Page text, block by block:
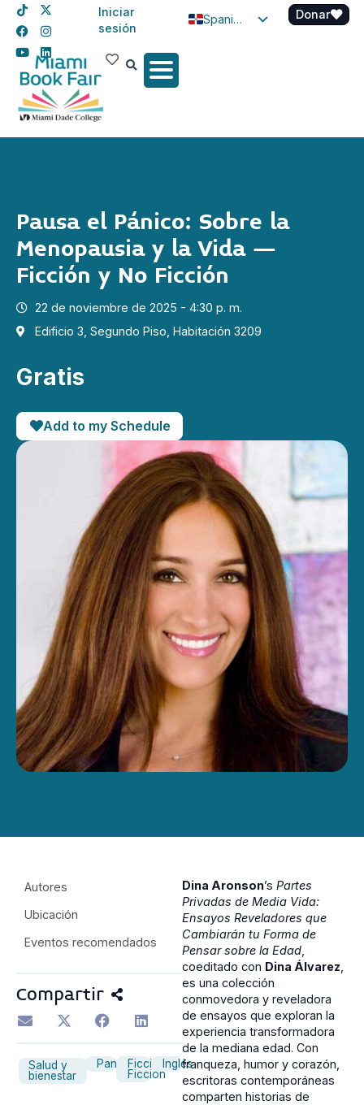
Iniciar
sesión
Spanish
Donar
Pausa el Pánico: Sobre la
Menopausia y la Vida –
Ficción y No Ficción
22 de noviembre de 2025 - 4:30 p. m.
Edificio 3, Segundo Piso, Habitación 3209
Gratis
Add to my Schedule
Autores
Ubicación
Eventos recomendados
Compartir
Salud y
bienestar
Panel
Ficción
Ficción
Inglés
Dina Aronson’s Partes
Privadas de Media Vida:
Ensayos Reveladores que
Cambiarán tu Forma de
Pensar sobre la Edad,
coeditado con Dina Álvarez,
es una colección
conmovedora y reveladora
de ensayos que exploran la
experiencia transformadora
de la mediana edad. Con
franqueza, humor y corazón,
escritoras contemporáneas
comparten historias de